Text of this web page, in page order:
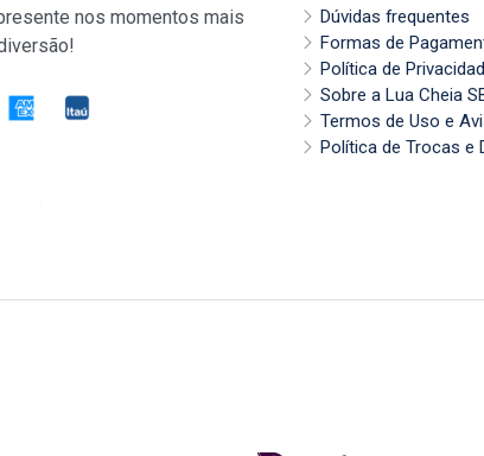
Dúvidas frequentes
Formas de
Política de
Sobre a Lua Cheia
Termos de Uso e
Política de Trocas e
nos momentos mais